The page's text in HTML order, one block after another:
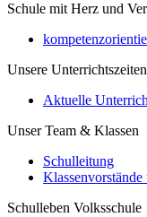
Schule mit Herz und
Unsere Unterrichtszeiten
Aktuelle
Unser Team & Klassen
Schulleitung
Schulleben Volksschule